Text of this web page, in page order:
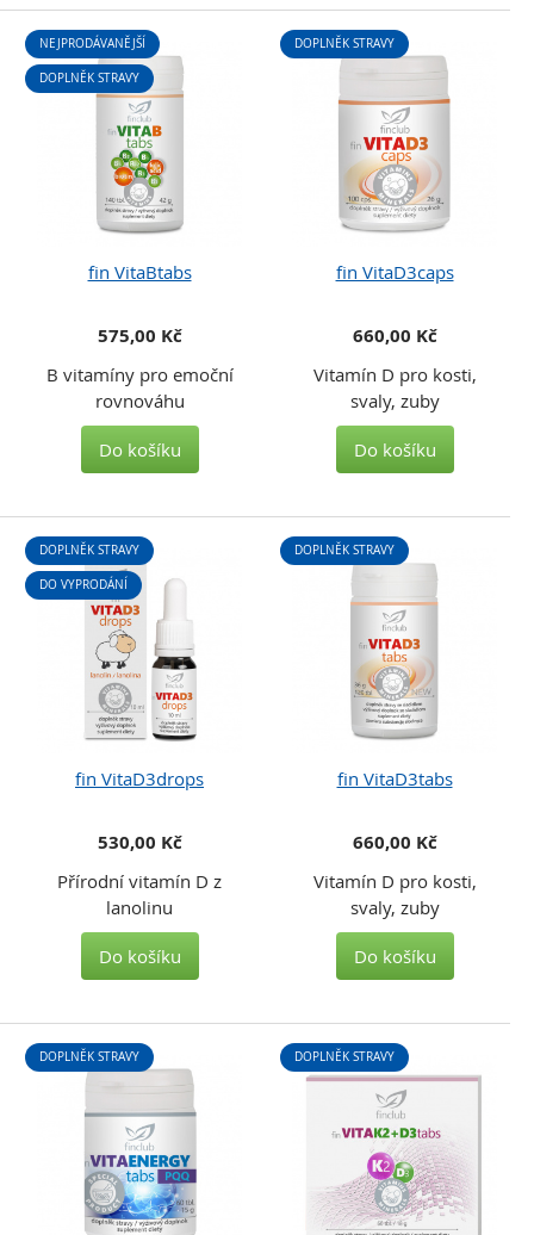
fin VitaBtabs
NEJPRODÁVANĚJŠÍ
DOPLNĚK STRAVY
575,00 Kč
B vitamíny pro emoční
rovnováhu
Do košíku
fin VitaD3caps
DOPLNĚK STRAVY
660,00 Kč
Vitamín D pro kosti,
svaly, zuby
Do košíku
fin VitaD3drops
DOPLNĚK STRAVY
DO VYPRODÁNÍ
530,00 Kč
Přírodní vitamín D z
lanolinu
Do košíku
fin VitaD3tabs
DOPLNĚK STRAVY
660,00 Kč
Vitamín D pro kosti,
svaly, zuby
Do košíku
DOPLNĚK STRAVY DOPLNĚK STRAVY